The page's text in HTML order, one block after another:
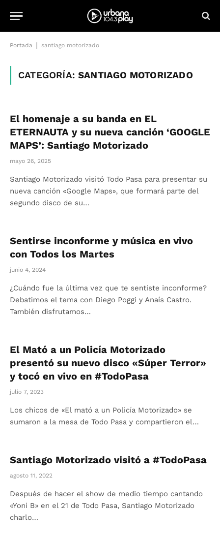
Portada santiago motorizado
CATEGORÍA:SANTIAGO MOTORIZADO
El homenaje a su banda en EL
ETERNAUTA y su nueva canción ‘GOOGLE
MAPS’: Santiago Motorizado
mayo 26, 2025
Santiago Motorizado visitó Todo Pasa para presentar su
nueva canción «Google Maps», que formará parte del
segundo disco de su…
Sentirse inconforme y música en vivo
con Todos los Martes
junio 4, 2024
¿Cuándo fue la última vez que te sentiste inconforme?
Debatimos el tema con Diego Poggi y Anaís Castro.
También disfrutamos…
El Mató a un Policía Motorizado
presentó su nuevo disco «Súper Terror»
y tocó en vivo en #TodoPasa
julio 7, 2023
Los chicos de «El mató a un Policía Motorizado» se
sumaron a la mesa de Todo Pasa y compartieron el…
Santiago Motorizado visitó a #TodoPasa
agosto 11, 2022
Después de hacer el show de medio tiempo cantando
«Yoni B» en el 21 de Todo Pasa, Santiago Motorizado
charlo…